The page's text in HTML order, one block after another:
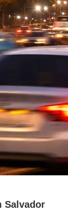
Salvador